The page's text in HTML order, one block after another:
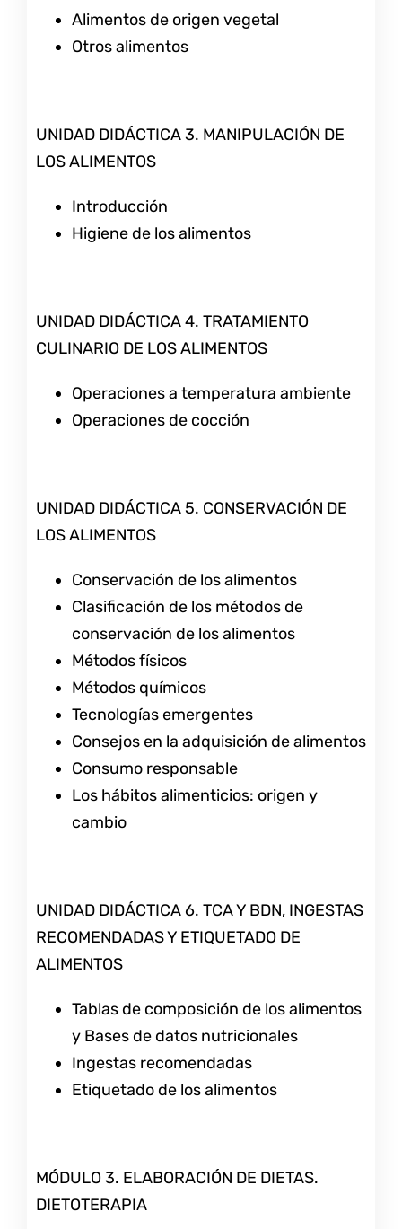
Alimentos de origen vegetal
Otros alimentos
UNIDAD DIDÁCTICA 3. MANIPULACIÓN DE
LOS ALIMENTOS
Introducción
Higiene de los alimentos
UNIDAD DIDÁCTICA 4. TRATAMIENTO
CULINARIO DE LOS ALIMENTOS
Operaciones a temperatura ambiente
Operaciones de cocción
UNIDAD DIDÁCTICA 5. CONSERVACIÓN DE
LOS ALIMENTOS
Conservación de los alimentos
Clasificación de los métodos de
conservación de los alimentos
Métodos físicos
Métodos químicos
Tecnologías emergentes
Consejos en la adquisición de alimentos
Consumo responsable
Los hábitos alimenticios: origen y
cambio
UNIDAD DIDÁCTICA 6. TCA Y BDN, INGESTAS
RECOMENDADAS Y ETIQUETADO DE
ALIMENTOS
Tablas de composición de los alimentos
y Bases de datos nutricionales
Ingestas recomendadas
Etiquetado de los alimentos
MÓDULO 3. ELABORACIÓN DE DIETAS.
DIETOTERAPIA